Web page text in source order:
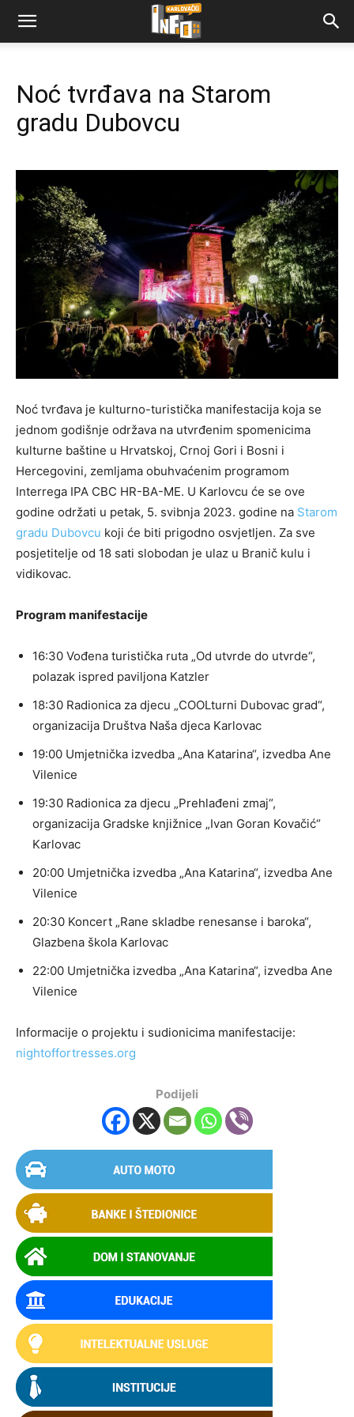
Noć tvrđava na Starom
gradu Dubovcu
Noć tvrđava je kulturno-turistička manifestacija koja se
jednom godišnje održava na utvrđenim spomenicima
kulturne baštine u Hrvatskoj, Crnoj Gori i Bosni i
Hercegovini, zemljama obuhvaćenim programom
Interrega IPA CBC HR-BA-ME. U Karlovcu će se ove
godine održati u petak, 5. svibnja 2023. godine na Starom
gradu Dubovcu koji će biti prigodno osvjetljen. Za sve
posjetitelje od 18 sati slobodan je ulaz u Branič kulu i
vidikovac.
Program manifestacije
16:30 Vođena turistička ruta „Od utvrde do utvrde“,
polazak ispred paviljona Katzler
18:30 Radionica za djecu „COOLturni Dubovac grad“,
organizacija Društva Naša djeca Karlovac
19:00 Umjetnička izvedba „Ana Katarina“, izvedba Ane
Vilenice
19:30 Radionica za djecu „Prehlađeni zmaj“,
organizacija Gradske knjižnice „Ivan Goran Kovačić“
Karlovac
20:00 Umjetnička izvedba „Ana Katarina“, izvedba Ane
Vilenice
20:30 Koncert „Rane skladbe renesanse i baroka“,
Glazbena škola Karlovac
22:00 Umjetnička izvedba „Ana Katarina“, izvedba Ane
Vilenice
Informacije o projektu i sudionicima manifestacije:
nightoffortresses.org
Podijeli